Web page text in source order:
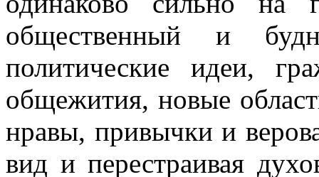
общественный и
политические идеи,
общежития, новые
нравы, привычки и
вид и перестраивая